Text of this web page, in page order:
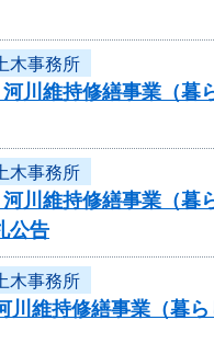
木事務所
川維持修繕事業（
木事務所
川維持修繕事業（
公告
木事務所
川維持修繕事業（暮